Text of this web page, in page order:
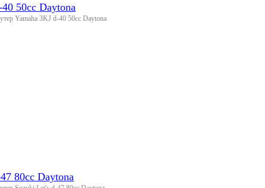
50cc Daytona
Yamaha 3KJ d-40 50cc Daytona
80cc Daytona